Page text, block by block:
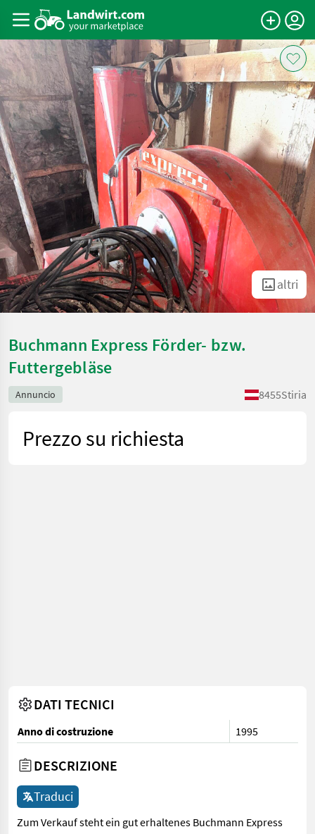
altri
Buchmann Express Förder- bzw.
Futtergebläse
Annuncio 8455Stiria
Prezzo su richiesta
DATI TECNICI
Anno di costruzione 1995
DESCRIZIONE
Traduci
Zum Verkauf steht ein gut erhaltenes Buchmann Express